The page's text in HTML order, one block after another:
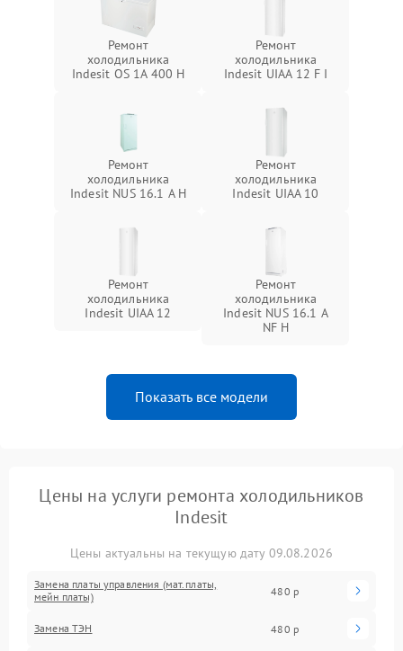
Ремонт
холодильника
Indesit OS 1A 400 H
Ремонт
холодильника
Indesit UIAA 12 F I
Ремонт
холодильника
Indesit NUS 16.1 A H
Ремонт
холодильника
Indesit UIAA 10
Ремонт
холодильника
Indesit UIAA 12
Ремонт
холодильника
Indesit NUS 16.1 A
NF H
Показать все модели
Цены на услуги ремонта холодильников
Indesit
Цены актуальны на текущую дату 09.08.2026
Замена платы управления (мат.платы,
мейн платы)
480 р
Замена ТЭН 480 р